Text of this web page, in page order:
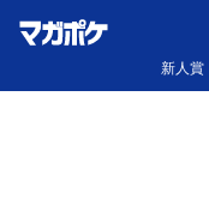
新人賞